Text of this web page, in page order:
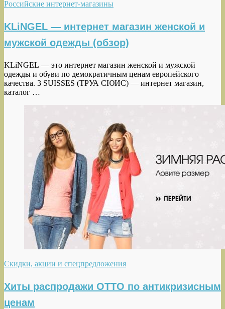
Российские интернет-магазины
KLiNGEL — интернет магазин женской и
мужской одежды (обзор)
KLiNGEL — это интернет магазин женской и мужской
одежды и обуви по демократичным ценам европейского
качества. 3 SUISSES (ТРУА СЮИС) — интернет магазин,
каталог …
Скидки, акции и спецпредложения
Хиты распродажи OTTO по антикризисным
ценам